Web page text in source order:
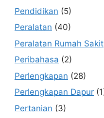
Pendidikan (5)
Peralatan (40)
Peralatan Rumah Sakit
Peribahasa (2)
Perlengkapan (28)
Perlengkapan Dapur
Pertanian (3)